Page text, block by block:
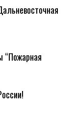
“Пожарная